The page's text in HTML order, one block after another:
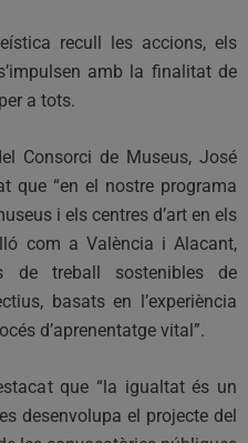
recull les accions, els
amb la finalitat de
a tots.
Consorci de Museus, José
que “en el nostre programa
i els centres d’art en els
com a València i Alacant,
de treball sostenibles de
basats en l’experiència
d’aprenentatge vital”.
que “la igualtat és un
desenvolupa el projecte del